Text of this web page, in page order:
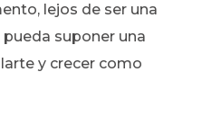
lejos de ser una
suponer una
y crecer como